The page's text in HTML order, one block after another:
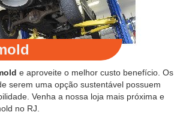
e aproveite o melhor custo benefício. Os
serem uma opção sustentável possuem
Venha a nossa loja mais próxima e
no RJ.